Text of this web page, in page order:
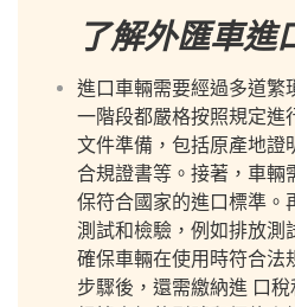
了解外匯車進
進口車輛需要經過多道繁
一階段都嚴格按照規定進
文件準備，包括原產地證
合規證書等。接著，車輛
保符合國家的進口標準。
測試和檢驗，例如排放測
確保車輛在使用時符合法
步驟後，還需繳納進 口